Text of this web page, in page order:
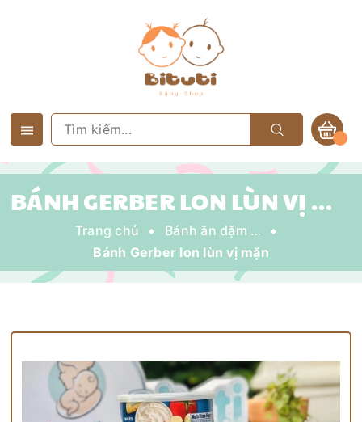
BÁNH GERBER LON LÙN VỊ MẶN
Trang chủ
Bánh ăn dặm - Sữa chua khô
Bánh Gerber lon lùn vị mặn